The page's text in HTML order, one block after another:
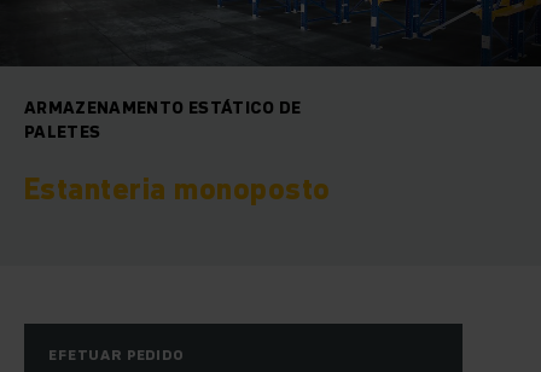
ARMAZENAMENTO ESTÁTICO DE
PALETES
Estanteria monoposto
EFETUAR PEDIDO